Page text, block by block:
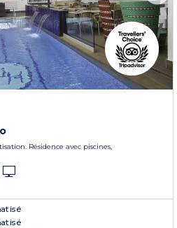
Résidence avec piscines,